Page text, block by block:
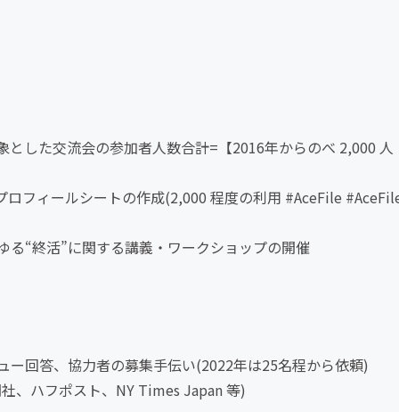
した交流会の参加者人数合計=【2016年からのべ 2,000 人
フィールシートの作成(2,000 程度の利用 #AceFile
“終活”に関する講義・ワークショップの開催
回答、協力者の募集手伝い(2022年は25名程から依頼)
、ハフポスト、NY Times Japan 等)